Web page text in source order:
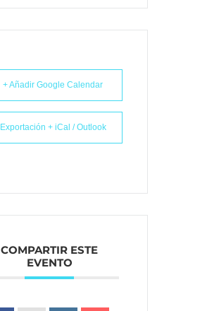
+ Añadir Google Calendar
Exportación + iCal / Outlook
COMPARTIR ESTE
EVENTO